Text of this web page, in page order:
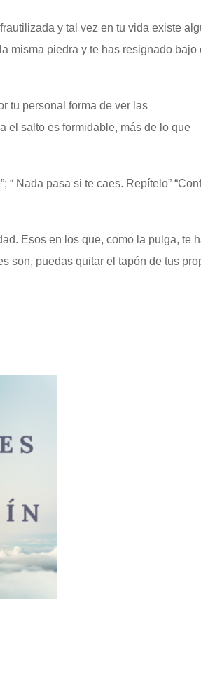
y tal vez en tu vida existe
misma piedra y te has resignado bajo
tu personal forma de ver las
el salto es formidable, más de lo que
“ Nada pasa si te caes. Repítelo”
Esos en los que, como la pulga, te
son, puedas quitar el tapón de tus